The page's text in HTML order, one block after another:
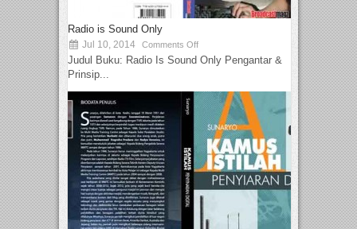
Radio is Sound Only
Jul 10, 2014 Comments Off
Judul Buku: Radio Is Sound Only Pengantar &
Prinsip...